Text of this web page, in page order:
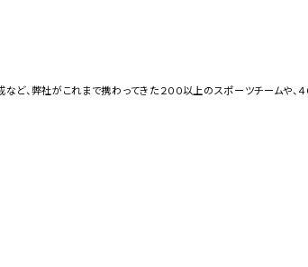
、弊社がこれまで携わってきた２００以上のスポーツチームや、４